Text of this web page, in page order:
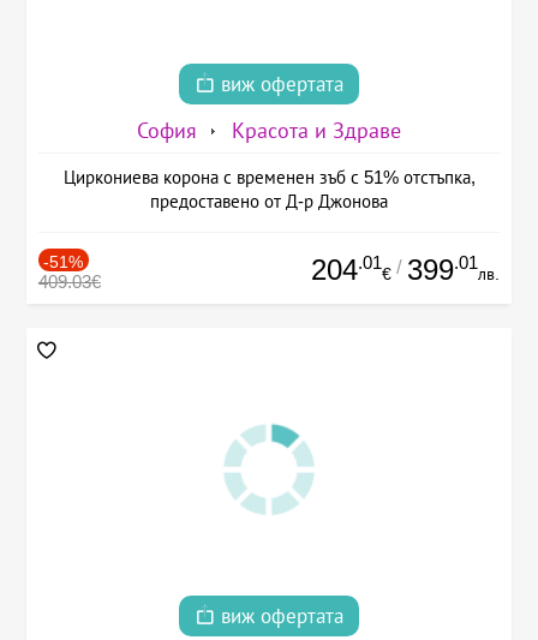
виж офертата
София Красота и Здраве
Циркониева корона с временен зъб с 51% отстъпка,
предоставено от Д-р Джонова
-51%
409.03€ 204.01
€ / 399.01
лв.
виж офертата